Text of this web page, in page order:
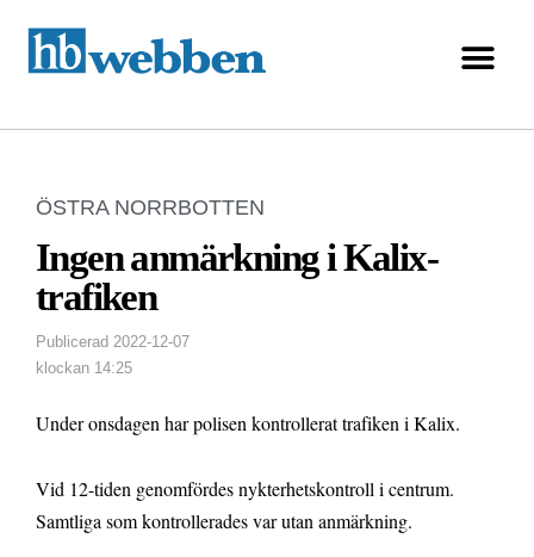
ÖSTRA NORRBOTTEN
Ingen anmärkning i Kalix-
trafiken
Publicerad 2022-12-07
klockan 14:25
Under onsdagen har polisen kontrollerat trafiken i Kalix.
Vid 12-tiden genomfördes nykterhetskontroll i centrum.
Samtliga som kontrollerades var utan anmärkning.